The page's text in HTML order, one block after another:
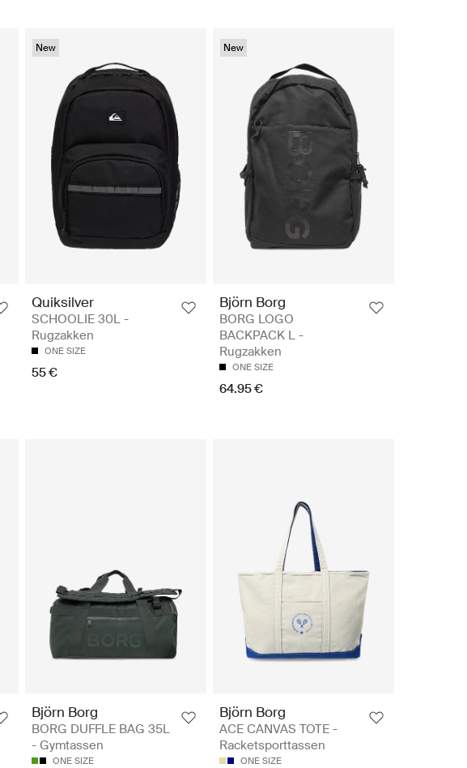
New
Quiksilver
SCHOOLIE 30L -
Rugzakken
ONE SIZE
55 €
New
Björn Borg
BORG LOGO
BACKPACK L -
Rugzakken
ONE SIZE
64.95 €
Björn Borg
BORG DUFFLE BAG 35L
- Gymtassen
ONE SIZE
Björn Borg
ACE CANVAS TOTE -
Racketsporttassen
ONE SIZE